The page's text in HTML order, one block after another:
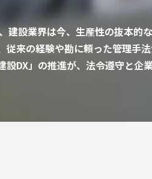
ア
建設業界は今、生産性の抜本
来の経験や勘に頼った管理手
DX」の推進が、法令遵守と企